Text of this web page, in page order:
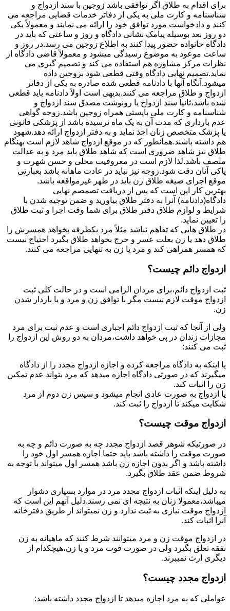
برای اقدام به طلاق اگر توافقی باشد زوجین با سند ازدواج و
شناسنامه و کارت ملی به یکی از دفاتر خدمات قضایی مراجعه می
کنند و دادخواست مورد توافق خود را ارائه می نمایند و معمولاً یکی
دو روز بعد بوسیله پیامک نشانی دادگاه و روز و ساعتی که باید در
دادگاه خانواده حضور پیدا کنند به اطلاع زوجین می رسد.در روز و
ساعت موعود به موضوع رسیدگی میشود و معمولاً قاضی دادگاه از
نظرات مرکز مشاوره هم استفاده می کند و تصمیم گیری می
نماید.تصمیم نهایی دادگاه وقتی قطعی شود بزوجین داده
میشود.آنگاه آنها با دادنامه قطعی شده صادره به یکی از دفاتر
ازدواج و طلاق مراجعه می کنند.بدیهی است اولاً دادنامه باید قطعی
شده باشد،ثانیاً سند ازدواج یا رونوشت مصدق سند ازدواج و
شناسنامه و کارت ملی بایستی همراه زوجین باشد.زوجه گواهی
عدم بارداری که مدت آن به یک ماه نرسیده باشد از پزشکی قانونی
یا پزشک متخصص زنان اخذ نماید و به دفتر ازدواج ارائه دهد.شهود
هم داشته باشند.همانطور که در موقع ازدواج شاهد لازم است بهنگام
طلاق نیز شاهد ضروری است که شاهد طلاق باید مرد و به عدالت
متصف باشد.لذا لازم است در معروفیت محلی و حسن شهرت و
پاکی آنان دقت شود.زوجه نیز نباید در عادت ماهانه باشد بعبارتی
موقع اجرای صیغه طلاق زن باید در طهر غیرمواقعه باشد.
بهترین کار این است که پس از دریافت تصمصم نهایی
دادگاه(دادنامه) آنرا به دفتر طلاق بیاورید و ضمن توجیه شدن با
شرایط و لوازم طلاق دفتر طلاق برای شما وقت اجرا و ثبت طلاق
را تعیین نماید.
در طلاق هایی که تفاهم نباشد مثلاً مرد یکطرفه بخواهد همسرش را
طلاق دهد یا زن بعلت عسر و حرج بخواهد طلاق بگیرد احتیاج نیست
که همسر همراهی کند و مرد یا زن به تنهایی مراجعه می کنند.
ازدواج دائم چیست؟
ثبت ازدواج دائم،برای مردان الزامی است و در حالت کلی ثبت
ازدواج موقت لازم نیست مگر با توافق زن و مرد و یا باردار شدن
زن.
ولی از آنجا که ثبت ازدواج دائم اجباری است و عدم ثبت برای مرد
مجازات زندان در پی خواهد داشت،مردان به دو روش این ازدواج را
ثبت می کنند:
یا اینکه به دادگاه مراجعه کرده و اجازه ازدواج مجدد را از دادگاه
میگیرند که در صورتی دادگاه اجازه میدهد که مرد بتواند عدم تمکین
زن را اثبات کند.
یا ازدواج به صورت عادی انجام میشود و سپس زن دوم از مرد
شکایت میکند تا ازدواج را ثبت کند.
ازدواج موقت چیست؟
در صورتیکه شوهر قصد ازدواج مجدد چه به صورت دائم و چه به
صورت موقت را داشته باشد باید حتما اجازه همسر اول خود را
داشته باشد و اگر بدون اجازه زن باشد همسر اول میتواند با توجه به
شروط ضمن عقد طلاق بگیرد.
به دلیل اینکه اثبات ازدواج مجدد مرد در موارد بسیاری دشوار
میباشد،معمولا زنان به نتیجه ای نمی رسند.دلیل آنهم این است که
ازدواج موقت نیازی به ثبت ندارد و زن نمیتواند از طریق دفترخانه
آنرا اثبات کند.
در ازدواج موقت زن و مرد میتوانند شرط کنند که ماهیانه به زن
نفقه تعلق بگیرد ولی در صورت فوت مرد و یا زن،هیچکدام از
دیگری ارث نمیبرند.
ازدواج مجدد چیست؟
عواملی که به مرد اجازه میدهد تا ازدواج مجدد داشته باشد: